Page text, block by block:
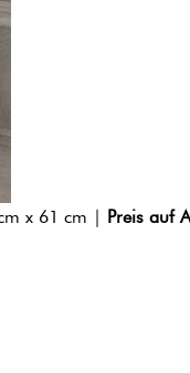
x 61 cm | Preis auf